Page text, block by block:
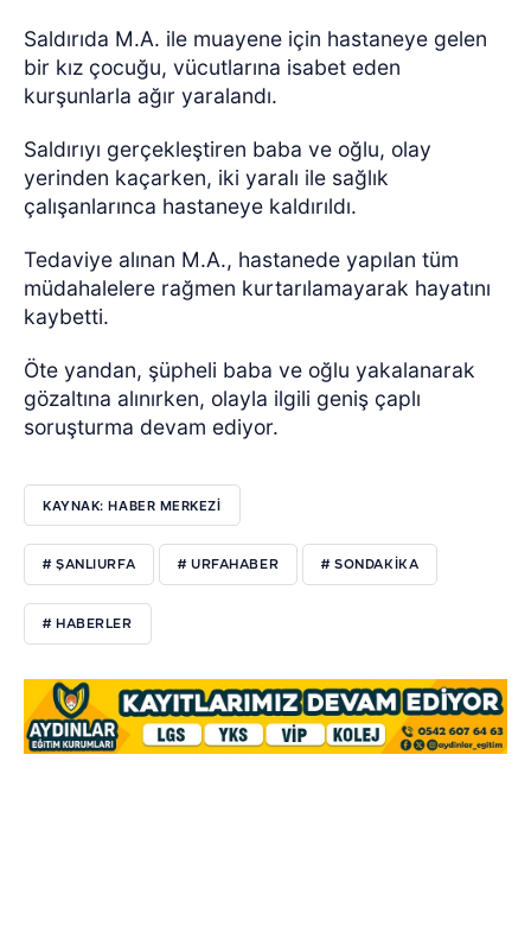
Saldırıda M.A. ile muayene için hastaneye gelen
bir kız çocuğu, vücutlarına isabet eden
kurşunlarla ağır yaralandı.
Saldırıyı gerçekleştiren baba ve oğlu, olay
yerinden kaçarken, iki yaralı ile sağlık
çalışanlarınca hastaneye kaldırıldı.
Tedaviye alınan M.A., hastanede yapılan tüm
müdahalelere rağmen kurtarılamayarak hayatını
kaybetti.
Öte yandan, şüpheli baba ve oğlu yakalanarak
gözaltına alınırken, olayla ilgili geniş çaplı
soruşturma devam ediyor.
KAYNAK: HABER MERKEZI
# ŞANLIURFA # URFAHABER # SONDAKİKA
# HABERLER